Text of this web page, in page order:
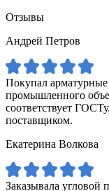
Отзывы
Андрей Петров
Покупал арматурные
промышленного
соответствует
поставщиком.
Екатерина Волкова
Заказывала угловой